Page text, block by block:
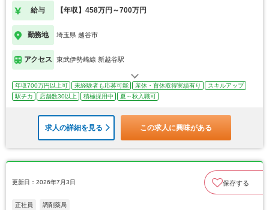
給与 【年収】458万円～700万円
勤務地 埼玉県 越谷市
アクセス 東武伊勢崎線 新越谷駅
年収700万円以上可 未経験者も応募可能 産休・育休取得実績有り
スキルアップ
駅チカ
店舗数30以上 積極採用中 夏～秋入職可
求人の詳細を見る この求人に興味がある
更新日：2026年7月3日 保存する
正社員 調剤薬局